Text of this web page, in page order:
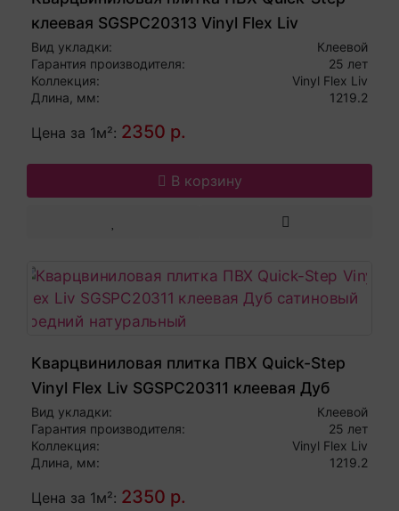
клеевая SGSPC20313 Vinyl Flex Liv
Морской бриз натуральный
Вид укладки:
Клеевой
Гарантия производителя:
25 лет
Коллекция:
Vinyl Flex Liv
Длина, мм:
1219.2
Цена за 1м²: 2350 р.
В корзину
Кварцвиниловая плитка ПВХ Quick-Step
Vinyl Flex Liv SGSPC20311 клеевая Дуб
сатиновый средний натуральный
Вид укладки:
Клеевой
Гарантия производителя:
25 лет
Коллекция:
Vinyl Flex Liv
Длина, мм:
1219.2
Цена за 1м²: 2350 р.